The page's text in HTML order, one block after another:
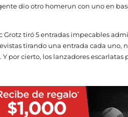
dio otro homerun con uno en
Grotz tiró 5 entradas impecables
tirando una entrada cada uno,
por cierto, los lanzadores escarlatas